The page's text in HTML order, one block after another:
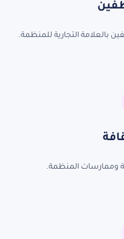
بالعلامة التجارية للمنظمة.
وممارسات المنظمة.